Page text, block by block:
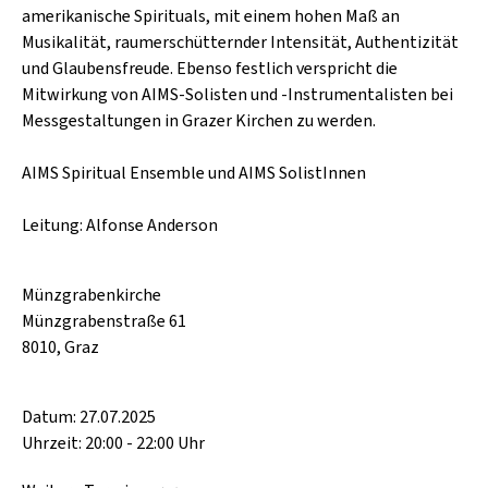
CAFÉ WOLF
POSTGARAGE
KUNSTGARTEN
HARD & HEAVY
SINGER-SONGWRITER
VOLKSMUSIK
KULTURLAND STEIERMARK
amerikanische Spirituals, mit einem hohen Maß an
Musikalität, raumerschütternder Intensität, Authentizität
und Glaubensfreude. Ebenso festlich verspricht die
Mitwirkung von AIMS-Solisten und -Instrumentalisten bei
Messgestaltungen in Grazer Kirchen zu werden.
AIMS Spiritual Ensemble und AIMS SolistInnen
Leitung: Alfonse Anderson
Münzgrabenkirche
Münzgrabenstraße 61
8010, Graz
Datum: 27.07.2025
Uhrzeit: 20:00 - 22:00 Uhr